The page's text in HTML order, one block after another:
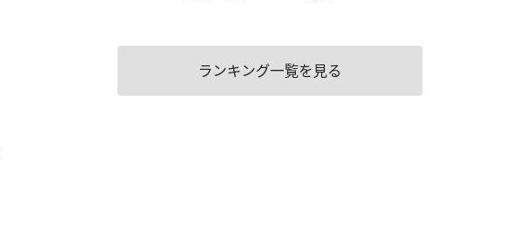
ランキング一覧を見る